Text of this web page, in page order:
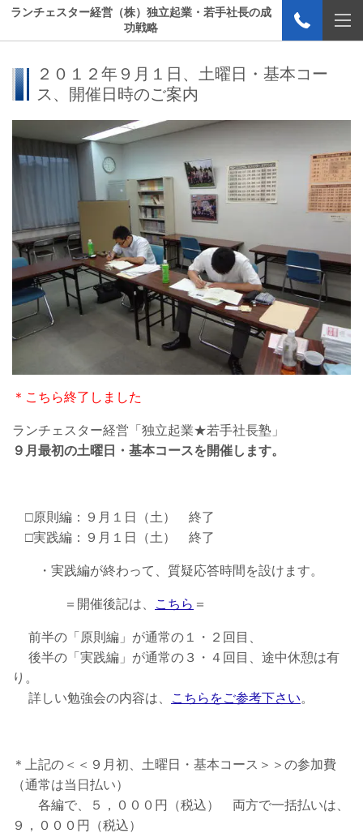
ランチェスター経営（株）独立起業・若手社長の成
功戦略
２０１２年９月１日、土曜日・基本コー
ス、開催日時のご案内
＊こちら終了しました
ランチェスター経営「独立起業★若手社長塾」
９月最初の土曜日・基本コースを開催します。
□原則編：９月１日（土） 終了
□実践編：９月１日（土） 終了
・実践編が終わって、質疑応答時間を設けます。
＝開催後記は、 こちら ＝
前半の「原則編」が通常の１・２回目、
後半の「実践編」が通常の３・４回目、途中休憩は有
り。
詳しい勉強会の内容は、
こちらをご参考下さい。
＊上記の＜＜９月初、土曜日・基本コース＞＞の参加費
（通常は当日払い）
各編で、５，０００円（税込） 両方で一括払いは、
９，０００円（税込）